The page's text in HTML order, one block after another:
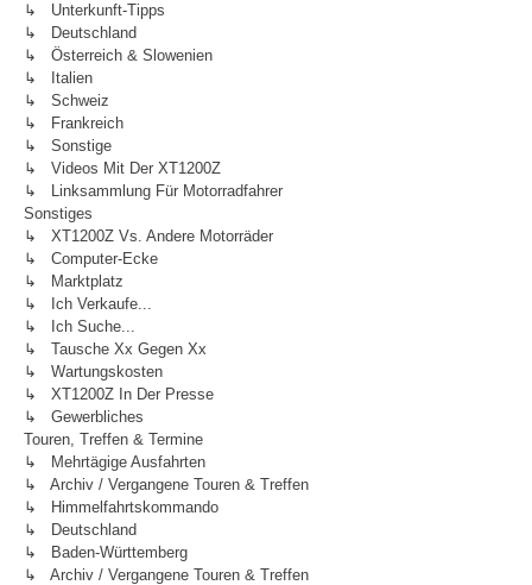
↳ Unterkunft-Tipps
↳ Deutschland
↳ Österreich & Slowenien
↳ Italien
↳ Schweiz
↳ Frankreich
↳ Sonstige
↳ Videos Mit Der XT1200Z
↳ Linksammlung Für Motorradfahrer
Sonstiges
↳ XT1200Z Vs. Andere Motorräder
↳ Computer-Ecke
↳ Marktplatz
↳ Ich Verkaufe...
↳ Ich Suche...
↳ Tausche Xx Gegen Xx
↳ Wartungskosten
↳ XT1200Z In Der Presse
↳ Gewerbliches
Touren, Treffen & Termine
↳ Mehrtägige Ausfahrten
↳ Archiv / Vergangene Touren & Treffen
↳ Himmelfahrtskommando
↳ Deutschland
↳ Baden-Württemberg
↳ Archiv / Vergangene Touren & Treffen